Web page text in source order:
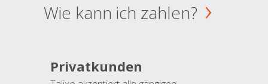
Wie kann ich zahlen?
Privatkunden